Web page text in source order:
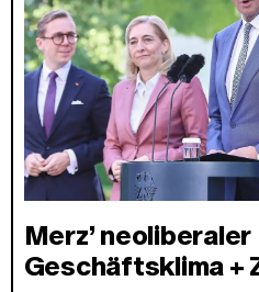
Merz’
Geschäftsklima +